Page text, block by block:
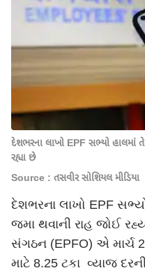
દેશભરના લાખો EPF સભ્યો હાલમાં
રહ્યા છે
Source : તસવીર સોશિયલ મીડિયા
દેશભરના લાખો EPF
જમા થવાની રાહ જોઈ
સંગઠન (EPFO) એ માર્ચ
માટે 8.25 ટકા વ્યાજ